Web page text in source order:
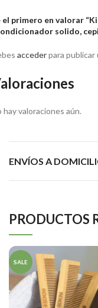
hay valoraciones aún.
el primero en valorar
solido,
accederpara publicar
ENVÍOS A
PRODUCTOS
SALE